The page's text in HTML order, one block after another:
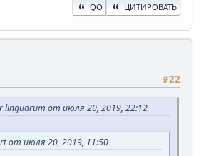
QQ ЦИТИРОВАТЬ
#22
от июля 20, 2019, 22:12
от июля 20, 2019, 11:50